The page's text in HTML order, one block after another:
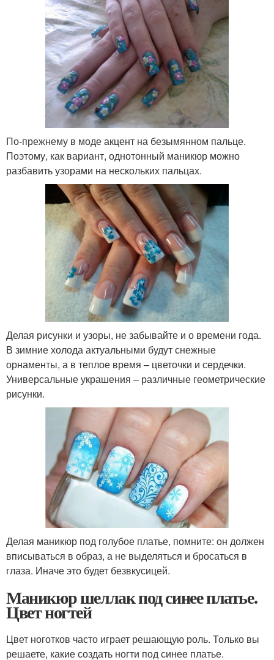
По-прежнему в моде акцент на безымянном пальце.
Поэтому, как вариант, однотонный маникюр можно
разбавить узорами на нескольких пальцах.
Делая рисунки и узоры, не забывайте и о времени года.
В зимние холода актуальными будут снежные
орнаменты, а в теплое время – цветочки и сердечки.
Универсальные украшения – различные геометрические
рисунки.
Делая маникюр под голубое платье, помните: он должен
вписываться в образ, а не выделяться и бросаться в
глаза. Иначе это будет безвкусицей.
Маникюр шеллак под синее платье.
Цвет ногтей
Цвет ноготков часто играет решающую роль. Только вы
решаете, какие создать ногти под синее платье.